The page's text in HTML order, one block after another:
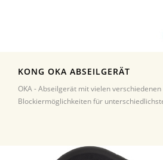
KONG OKA ABSEILGERÄT
OKA - Abseilgerät mit vielen
Blockiermöglichkeiten für